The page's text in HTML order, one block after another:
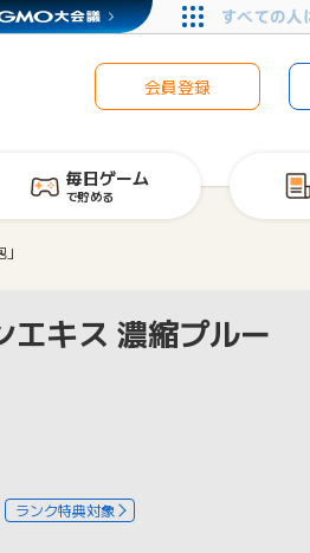
会員登録
毎日ゲーム
で貯める
エキス 濃縮プルー
ランク特典対象